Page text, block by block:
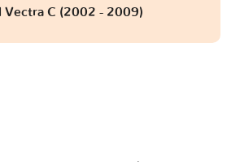
Vectra C (2002 - 2009)